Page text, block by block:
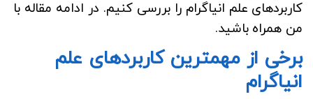
کاربردهای علم انیاگرام را بررسی کنیم. در ادامه مقاله با
من همراه باشید.
برخی از مهمترین کاربردهای علم
انیاگرام